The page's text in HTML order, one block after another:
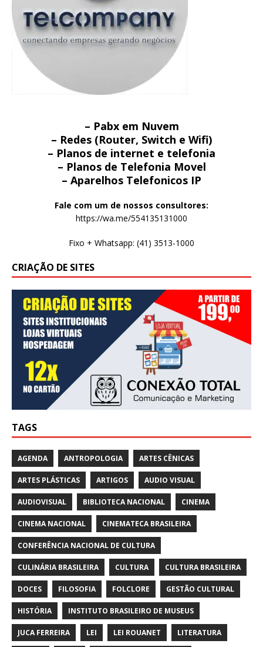
– Pabx em Nuvem
– Redes (Router, Switch e Wifi)
– Planos de internet e telefonia
– Planos de Telefonia Movel
– Aparelhos Telefonicos IP
Fale com um de nossos consultores:
https://wa.me/554135131000
Fixo + Whatsapp: (41) 3513-1000
CRIAÇÃO DE SITES
TAGS
AGENDA ANTROPOLOGIA ARTES CÊNICAS
ARTES PLÁSTICAS ARTIGOS AUDIO VISUAL
AUDIOVISUAL BIBLIOTECA NACIONAL CINEMA
CINEMA NACIONAL CINEMATECA BRASILEIRA
CONFERÊNCIA NACIONAL DE CULTURA
CULINÁRIA BRASILEIRA CULTURA CULTURA BRASILEIRA
DOCES FILOSOFIA FOLCLORE GESTÃO CULTURAL
HISTÓRIA INSTITUTO BRASILEIRO DE MUSEUS
JUCA FERREIRA LEI LEI ROUANET LITERATURA